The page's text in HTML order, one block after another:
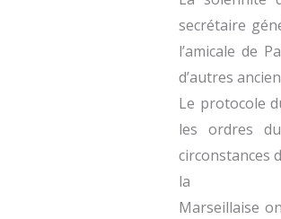
secrétaire
l’amicale de
d’autres
Le protocole
les ordres
circonstances
la
Marseillaise